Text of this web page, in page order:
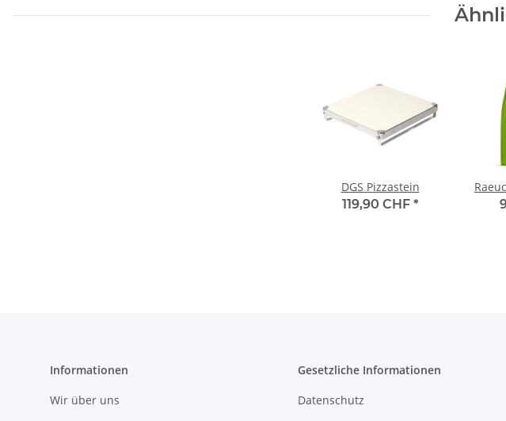
DGS Pizzastein
119,90 CHF *
Informationen
Wir über uns
Gesetzliche Informationen
Datenschutz